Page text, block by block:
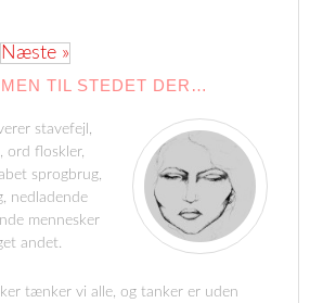
Næste »
TIL STEDET DER…
stavefejl,
ord floskler,
sprogbrug,
nedladende
mennesker
andet.
tænker vi alle, og tanker er uden